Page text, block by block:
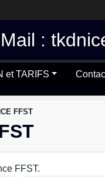
:
et TARIFS
FFST
FFST.